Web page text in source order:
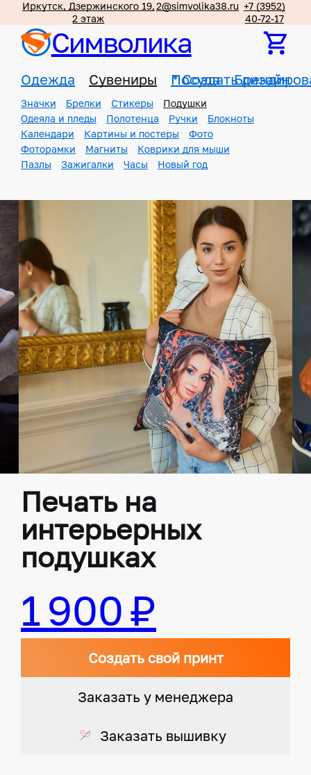
Иркутск, Дзержинского 19,
2 этаж
2@simvolika38.ru +7 (3952)
40-72-17
Символика
Одежда Сувениры Посуда
*Создать дизайн
Значки Брелки Стикеры
Подушки
Одеяла и пледы
Полотенца Ручки
Блокноты
Календари
Картины и постеры
Фото
Фоторамки
Магниты
Коврики для мыши
Пазлы
Зажигалки Часы Новый год
Печать на
интерьерных
подушках
1 900 ₽
Создать свой принт
Заказать у менеджера
Заказать вышивку